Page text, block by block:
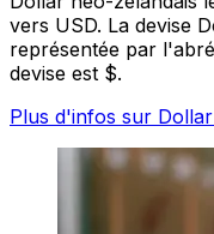
vers USD. La devise
représentée par
devise est $.
Plus d'infos sur